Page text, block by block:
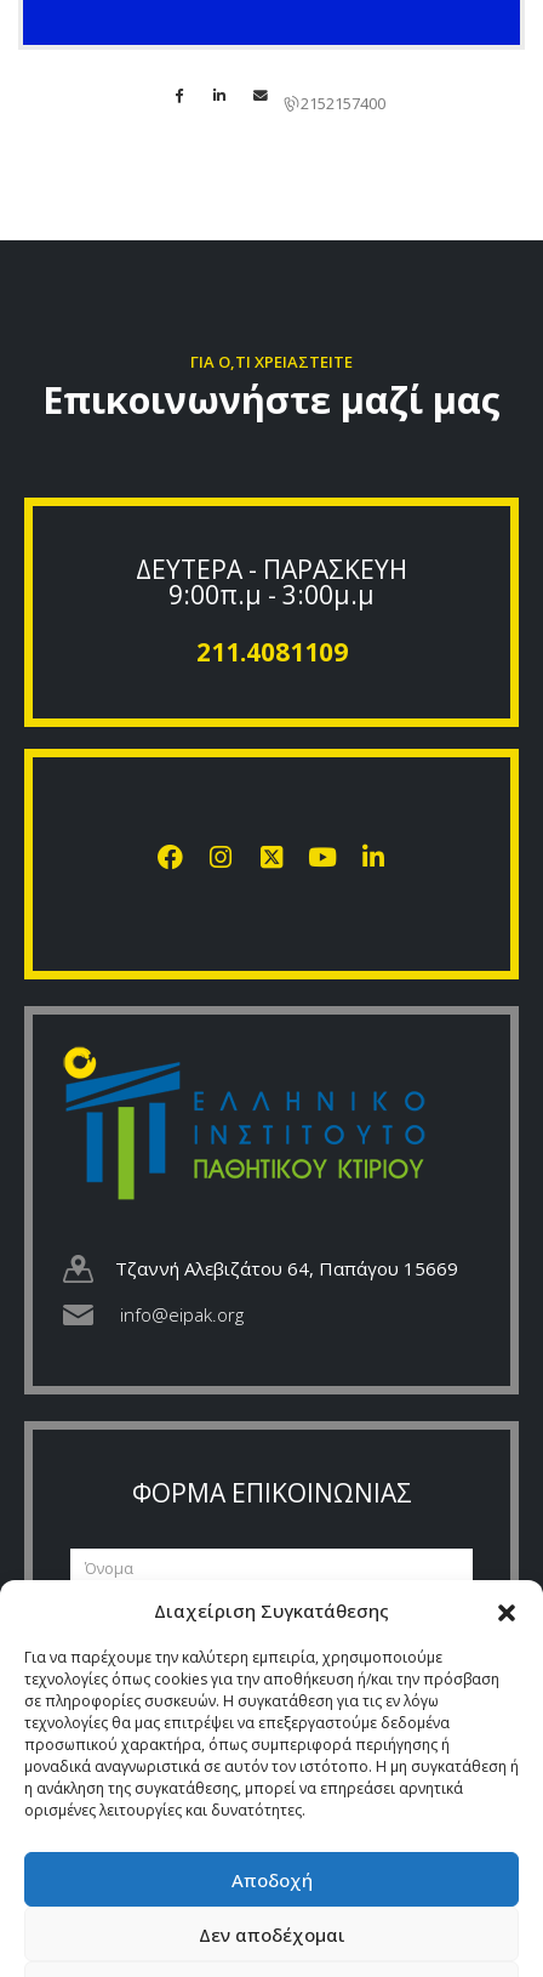
Διαχείριση Συγκατάθεσης
Για να παρέχουμε την καλύτερη εμπειρία, χρησιμοποιούμε
τεχνολογίες όπως cookies για την αποθήκευση ή/και την πρόσβαση
σε πληροφορίες συσκευών. Η συγκατάθεση για τις εν λόγω
τεχνολογίες θα μας επιτρέψει να επεξεργαστούμε δεδομένα
προσωπικού χαρακτήρα, όπως συμπεριφορά περιήγησης ή
μοναδικά αναγνωριστικά σε αυτόν τον ιστότοπο. Η μη συγκατάθεση ή
η ανάκληση της συγκατάθεσης, μπορεί να επηρεάσει αρνητικά
ορισμένες λειτουργίες και δυνατότητες.
Αποδοχή
Δεν αποδέχομαι
2152157400
ΓΙΑ Ο,ΤΙ ΧΡΕΙΑΣΤΕΙΤΕ
Επικοινωνήστε μαζί μας
Τζαννή Αλεβιζάτου 64, Παπάγου 15669
info@eipak.org
ΔΕΥΤΕΡΑ - ΠΑΡΑΣΚΕΥΗ
9:00π.μ - 3:00μ.μ
211.4081109
ΦΟΡΜΑ ΕΠΙΚΟΙΝΩΝΙΑΣ